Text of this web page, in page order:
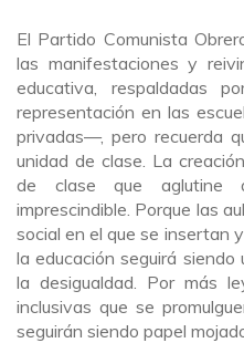
El Partido Comunista
las manifestaciones y
educativa, respaldadas
representación en las
privadas—, pero recuerda
unidad de clase. La
de clase que aglutine
imprescindible. Porque las
social en el que se insertan
la educación seguirá
la desigualdad. Por más
inclusivas que se
seguirán siendo papel